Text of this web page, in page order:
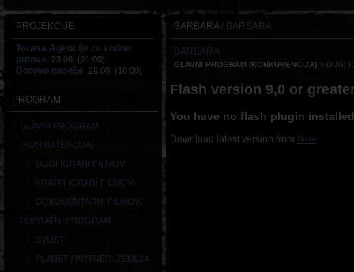
PROJEKCIJE
Terasa Agencije za vodne
putove , 23.08. (21:00)
Borovo naselje , 26.08. (16:00)
PROGRAM
GLAVNI PROGRAM
(KONKURENCIJA)
DUGI IGRANI FILMOVI
KRATKI IGRANI FILMOVI
DOKUMENTARNI FILMOVI
POPRATNI PROGRAM
SVIJET
PLANET PARTNER: ZEMLJA
BARBARA/ BARBARA
BARBARA
GLAVNI PROGRAM (KONKURENCIJA) > DUGI
Flash version 9,0 or
You have no flash plugin installed
Download latest version from here